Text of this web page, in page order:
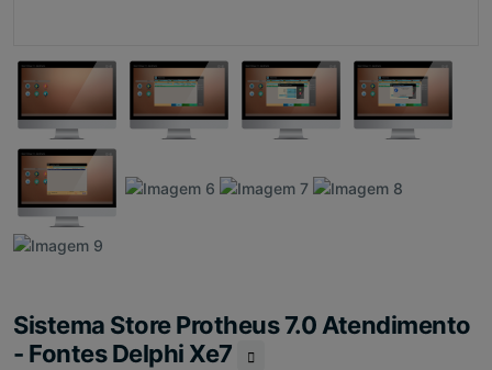
Sistema Store Protheus 7.0 Atendimento
- Fontes Delphi Xe7